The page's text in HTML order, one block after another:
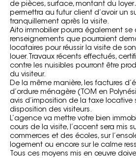
de pièces, surface, montant du
permettra au futur client d’avoir un
tranquillement après la visite.
Aito immobilier pourra également se
renseignements que pourraient
locataires pour réussir la visite de
louer. Travaux récents effectués,
contre les nuisibles pourront être
du visiteur.
De la même manière, les factures
d’ordure ménagère (TOM en
avis d’imposition de la taxe locative
disposition des visiteurs.
L’agence va mettre votre bien
cours de la visite, l’accent sera mis
commerces et des écoles, sur
logement ou encore sur le calme
Tous ces moyens mis en œuvre